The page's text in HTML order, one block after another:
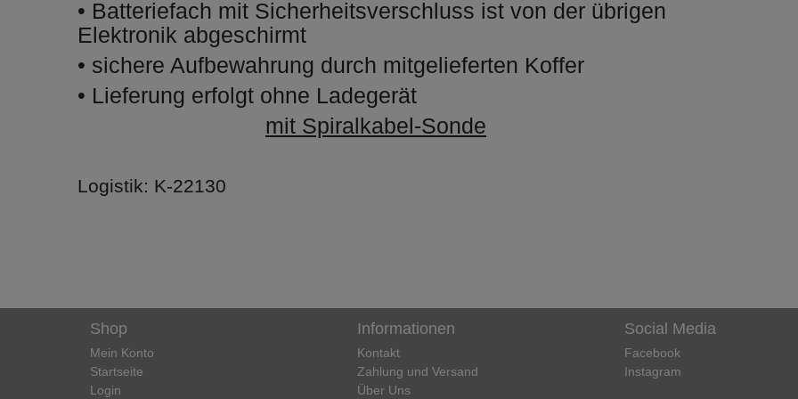
• Batteriefach mit Sicherheitsverschluss ist von der übrigen
Elektronik abgeschirmt
• sichere Aufbewahrung durch mitgelieferten Koffer
• Lieferung erfolgt ohne Ladegerät
mit Spiralkabel-Sonde
Logistik: K-22130
Shop
Mein Konto
Startseite
Login
Informationen
Kontakt
Zahlung und Versand
Über Uns
Social Media
Facebook
Instagram